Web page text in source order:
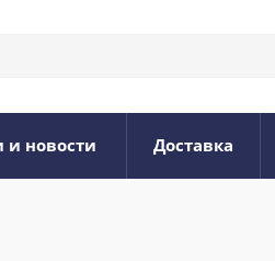
и новости Доставка